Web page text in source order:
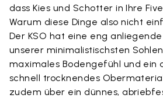
dass Kies und Schotter in Ihre
Warum diese Dinge also nicht
Der KSO hat eine eng
unserer minimalistischsten
maximales Bodengefühl und ein
schnell trocknendes
zudem über ein dünnes,